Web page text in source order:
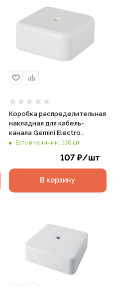
Коробка распределительная
накладная для кабель-
канала Gemini Electro
100х100х44мм IP40 белая,
Есть в наличии: 136 шт
107 ₽/шт
В корзину